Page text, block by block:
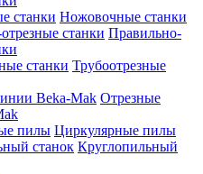
Ножовочные станки
Правильно-
Трубоотрезные
Отрезные
Циркулярные пилы
Круглопильный